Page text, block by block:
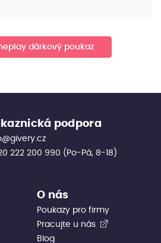
dárkový poukaz
O nás
Poukazy pro firmy
Pracujte u nás
Blog
podpora
222 200 990 (Po-Pá, 8-18)